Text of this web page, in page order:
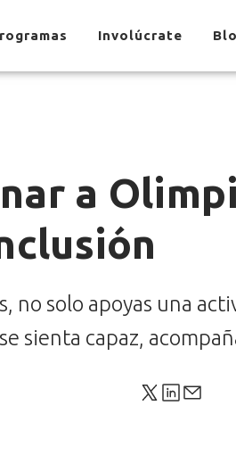
Involúcrate
a
no solo apoyas una
sienta capaz,